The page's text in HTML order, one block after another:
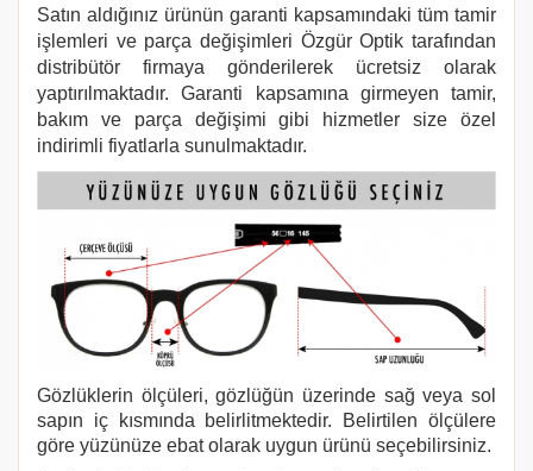
Satın aldığınız ürünün garanti kapsamındaki tüm tamir
işlemleri ve parça değişimleri Özgür Optik tarafından
distribütör firmaya gönderilerek ücretsiz olarak
yaptırılmaktadır. Garanti kapsamına girmeyen tamir,
bakım ve parça değişimi gibi hizmetler size özel
indirimli fiyatlarla sunulmaktadır.
Gözlüklerin ölçüleri, gözlüğün üzerinde sağ veya sol
sapın iç kısmında belirlitmektedir. Belirtilen ölçülere
göre yüzünüze ebat olarak uygun ürünü seçebilirsiniz.